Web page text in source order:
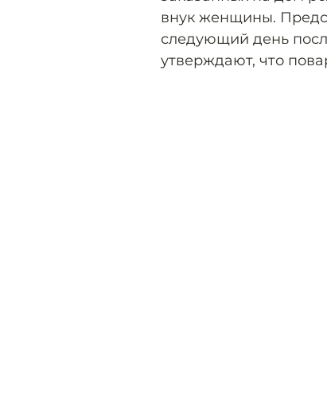
внук женщины.
следующий день
утверждают, что